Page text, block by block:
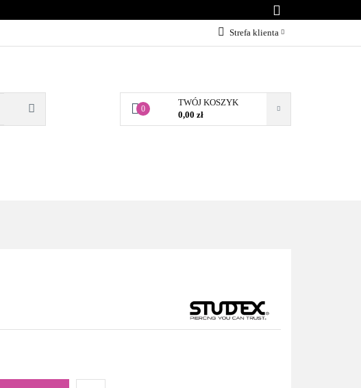
Strefa klienta
Dodaj zgłoszenie
Zgody cookies
0
TWÓJ KOSZYK
0,00 zł